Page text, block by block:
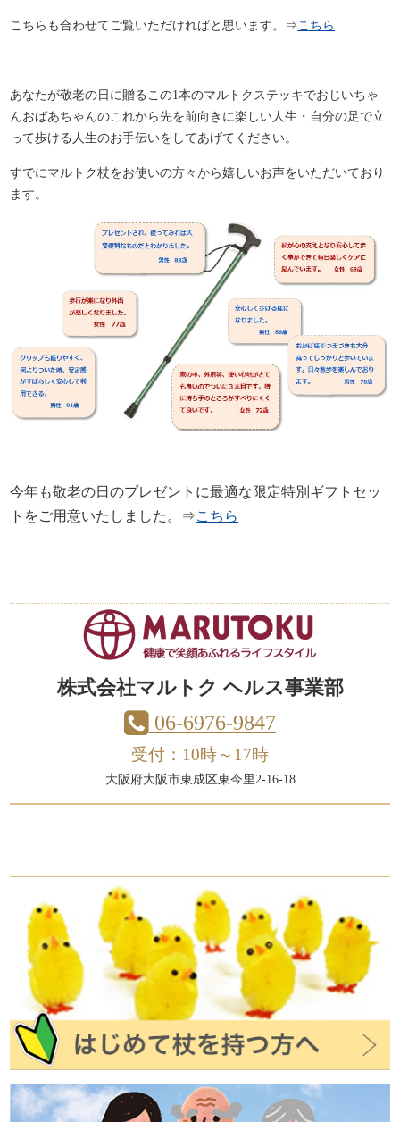
こちらも合わせてご覧いただければと思います。⇒こちら
あなたが敬老の日に贈るこの1本のマルトクステッキでおじいちゃ
んおばあちゃんのこれから先を前向きに楽しい人生・自分の足で立
って歩ける人生のお手伝いをしてあげてください。
すでにマルトク杖をお使いの方々から嬉しいお声をいただいており
ます。
今年も敬老の日のプレゼントに最適な限定特別ギフトセッ
トをご用意いたしました。⇒こちら
株式会社マルトク ヘルス事業部
06-6976-9847
受付：10時～17時
大阪府大阪市東成区東今里2-16-18